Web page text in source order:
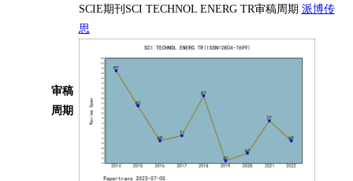
审稿
周期
SCIE期刊SCI TECHNOL ENERG TR审稿周期 派博传
思